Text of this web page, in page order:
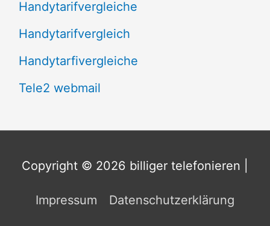
Handytarifvergleiche
Handytarifvergleich
Handytarfivergleiche
Tele2 webmail
Copyright © 2026 billiger telefonieren
Impressum Datenschutzerklärung